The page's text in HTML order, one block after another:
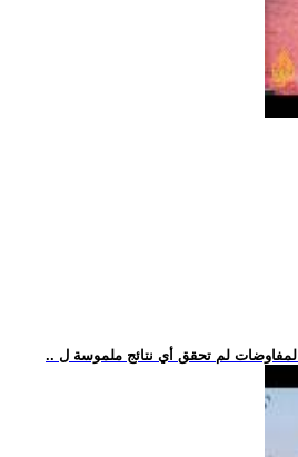
لم تحقق أي نتائج ملموسة ل